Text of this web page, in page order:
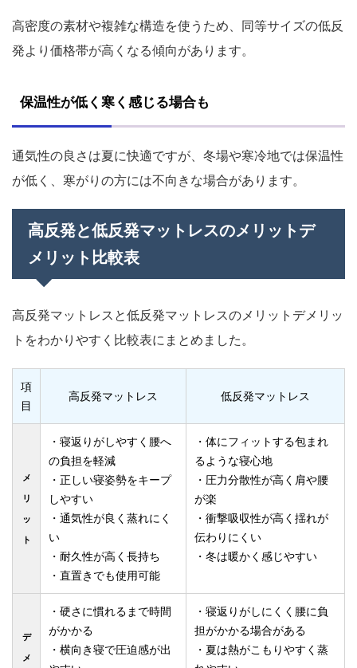
高密度の素材や複雑な構造を使うため、同等サイズの低反
発より価格帯が高くなる傾向があります。
保温性が低く寒く感じる場合も
通気性の良さは夏に快適ですが、冬場や寒冷地では保温性
が低く、寒がりの方には不向きな場合があります。
高反発と低反発マットレスのメリットデ
メリット比較表
高反発マットレスと低反発マットレスのメリットデメリッ
トをわかりやすく比較表にまとめました。
項
目
高反発マットレス 低反発マットレス
メ
リ
ッ
ト
・寝返りがしやすく腰へ
の負担を軽減
・正しい寝姿勢をキープ
しやすい
・通気性が良く蒸れにく
い
・耐久性が高く長持ち
・直置きでも使用可能
・体にフィットする包まれ
るような寝心地
・圧力分散性が高く肩や腰
が楽
・衝撃吸収性が高く揺れが
伝わりにくい
・冬は暖かく感じやすい
デ
メ
・硬さに慣れるまで時間
がかかる
・横向き寝で圧迫感が出
・寝返りがしにくく腰に負
担がかかる場合がある
・夏は熱がこもりやすく蒸